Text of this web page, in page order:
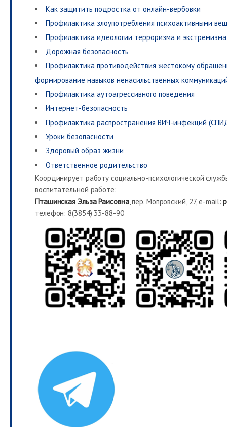
Как защитить подростка от онлайн-вербовки
Профилактика злоупотребления психоактивными
Профилактика идеологии терроризма и экстремизма
Дорожная безопасность
Профилактика противодействия жестокому
формирование навыков ненасильственных
Профилактика аутоагрессивного поведения
Интернет-безопасность
Профилактика распространения ВИЧ-инфекций
Уроки безопасности
Здоровый образ жизни
Ответственное родительство
Координирует работу социально-психологической
воспитательной работе:
Пташинская Эльза Раисовна, пер. Мопровский, 27, e-mail:
телефон: 8(3854) 33-88-90